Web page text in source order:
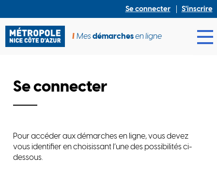
Se connecter S'inscrire
Mesdémarchesen ligne
Se connecter
Pour accéder aux démarches en ligne, vous devez
vous identifier en choisissant l’une des possibilités ci-
dessous.